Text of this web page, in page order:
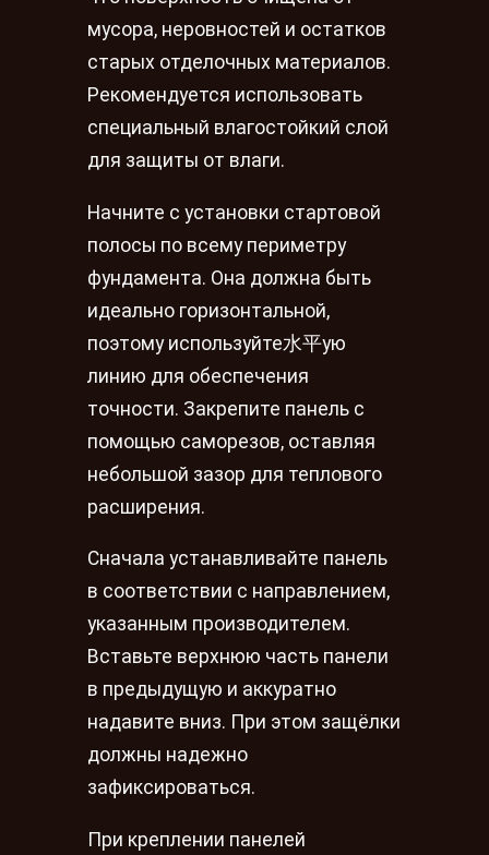
мусора, неровностей и остатков
старых отделочных материалов.
Рекомендуется использовать
специальный влагостойкий слой
для защиты от влаги.
Начните с установки стартовой
полосы по всему периметру
фундамента. Она должна быть
идеально горизонтальной,
поэтому используйте水平ую
линию для обеспечения
точности. Закрепите панель с
помощью саморезов, оставляя
небольшой зазор для теплового
расширения.
Сначала устанавливайте панель
в соответствии с направлением,
указанным производителем.
Вставьте верхнюю часть панели
в предыдущую и аккуратно
надавите вниз. При этом защёлки
должны надежно
зафиксироваться.
При креплении панелей